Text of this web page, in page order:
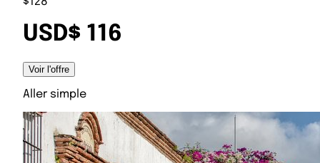
USD$ 116
Voir l'offre
Aller simple